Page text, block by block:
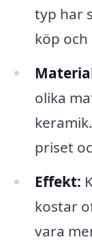
typ har
köp
olika
priset
Effekt:
kostar
vara